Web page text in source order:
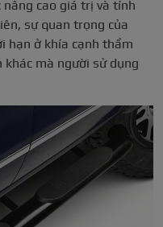
cao giá trị và tính
sự quan trọng của
hạn ở khía cạnh thẩm
khác mà người sử dụng